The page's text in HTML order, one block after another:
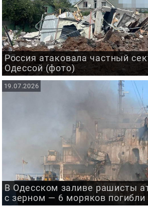
Россия атаковала частный
Одессой (фото)
В Одесском заливе рашисты
с зерном — 6 моряков погибли
19.07.2026